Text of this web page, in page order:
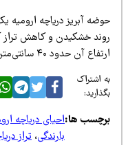
آن حدود ۴۰ سانتی‌متر کاهش یافته است.
اشتراک
ها:احیای دریاچه ارومیه،
بارندگی،تراز دریاچه